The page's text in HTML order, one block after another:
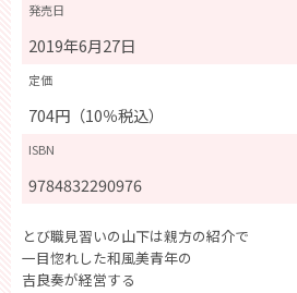
発売日
2019年6月27日
定価
704円（10％税込）
ISBN
9784832290976
とび職見習いの山下は親方の紹介で
一目惚れした和風美青年の
吉良奏が経営する